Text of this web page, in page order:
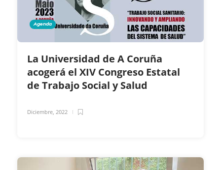
Agenda
La Universidad de A Coruña
acogerá el XIV Congreso Estatal
de Trabajo Social y Salud
Diciembre, 2022